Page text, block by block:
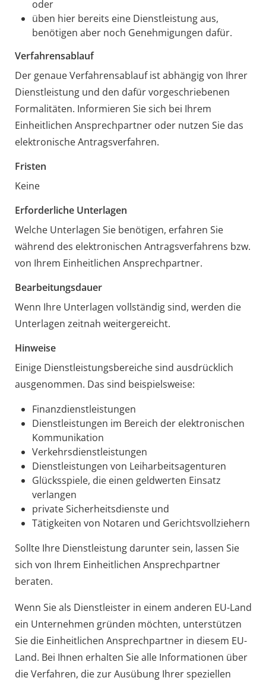
oder
üben hier bereits eine Dienstleistung aus,
benötigen aber noch Genehmigungen dafür.
Verfahrensablauf
Der genaue Verfahrensablauf ist abhängig von Ihrer
Dienstleistung und den dafür vorgeschriebenen
Formalitäten. Informieren Sie sich bei Ihrem
Einheitlichen Ansprechpartner oder nutzen Sie das
elektronische Antragsverfahren.
Fristen
Keine
Erforderliche Unterlagen
Welche Unterlagen Sie benötigen, erfahren Sie
während des elektronischen Antragsverfahrens bzw.
von Ihrem Einheitlichen Ansprechpartner.
Bearbeitungsdauer
Wenn Ihre Unterlagen vollständig sind, werden die
Unterlagen zeitnah weitergereicht.
Hinweise
Einige Dienstleistungsbereiche sind ausdrücklich
ausgenommen. Das sind beispielsweise:
Finanzdienstleistungen
Dienstleistungen im Bereich der elektronischen
Kommunikation
Verkehrsdienstleistungen
Dienstleistungen von Leiharbeitsagenturen
Glücksspiele, die einen geldwerten Einsatz
verlangen
private Sicherheitsdienste und
Tätigkeiten von Notaren und Gerichtsvollziehern
Sollte Ihre Dienstleistung darunter sein, lassen Sie
sich von Ihrem Einheitlichen Ansprechpartner
beraten.
Wenn Sie als Dienstleister in einem anderen EU-Land
ein Unternehmen gründen möchten, unterstützen
Sie die Einheitlichen Ansprechpartner in diesem EU-
Land. Bei Ihnen erhalten Sie alle Informationen über
die Verfahren, die zur Ausübung Ihrer speziellen